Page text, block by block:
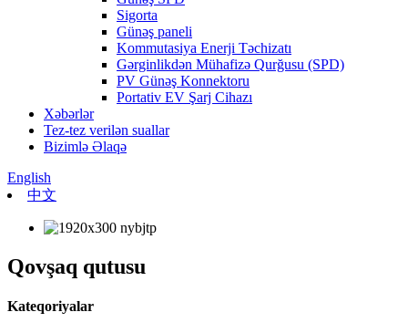
Sigorta
Günəş paneli
Kommutasiya Enerji Təchizatı
Gərginlikdən Mühafizə Qurğusu (SPD)
PV Günəş Konnektoru
Portativ EV Şarj Cihazı
Xəbərlər
Tez-tez verilən suallar
Bizimlə Əlaqə
English
中文
Qovşaq qutusu
Kateqoriyalar